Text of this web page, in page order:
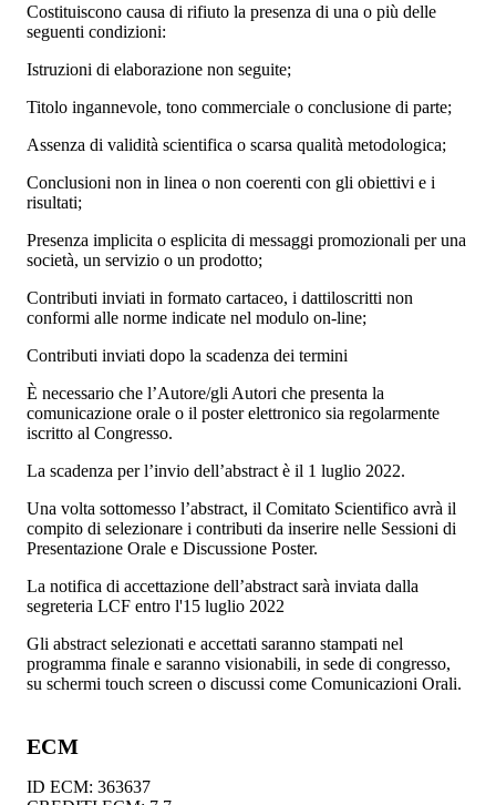
Costituiscono causa di rifiuto la presenza di una o più delle
seguenti condizioni:
Istruzioni di elaborazione non seguite;
Titolo ingannevole, tono commerciale o conclusione di parte;
Assenza di validità scientifica o scarsa qualità metodologica;
Conclusioni non in linea o non coerenti con gli obiettivi e i
risultati;
Presenza implicita o esplicita di messaggi promozionali per una
società, un servizio o un prodotto;
Contributi inviati in formato cartaceo, i dattiloscritti non
conformi alle norme indicate nel modulo on-line;
Contributi inviati dopo la scadenza dei termini
È necessario che l’Autore/gli Autori che presenta la
comunicazione orale o il poster elettronico sia regolarmente
iscritto al Congresso.
La scadenza per l’invio dell’abstract è il 1 luglio 2022.
Una volta sottomesso l’abstract, il Comitato Scientifico avrà il
compito di selezionare i contributi da inserire nelle Sessioni di
Presentazione Orale e Discussione Poster.
La notifica di accettazione dell’abstract sarà inviata dalla
segreteria LCF entro l'15 luglio 2022
Gli abstract selezionati e accettati saranno stampati nel
programma finale e saranno visionabili, in sede di congresso,
su schermi touch screen o discussi come Comunicazioni Orali.
ECM
ID ECM: 363637